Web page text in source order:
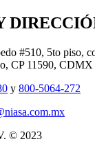
#510, 5to piso,
CP 11590, CDMX
y 800-5064-272
© 2023